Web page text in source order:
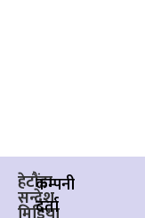
हेटौंडा
सन्देशकम्पनी
दर्ता